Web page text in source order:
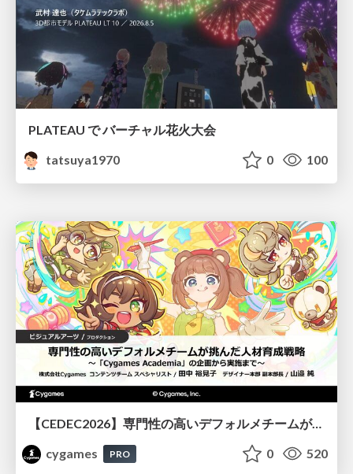
PLATEAU で バーチャル花火大会
tatsuya1970
0 100
【CEDEC2026】専門性の高いデフォルメチームが挑んだ人材育成戦略 〜Cygames Academiaの企画から実施まで〜
cygames
PRO 0 520